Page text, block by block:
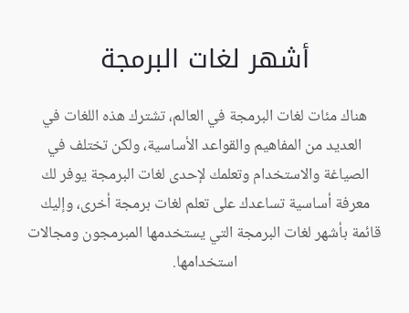
أشهر لغات البرمجة
هناك مئات لغات البرمجة في العالم، تشترك هذه اللغات في
العديد من المفاهيم والقواعد الأساسية، ولكن تختلف في
الصياغة والاستخدام وتعلمك لإحدى لغات البرمجة يوفر لك
معرفة أساسية تساعدك على تعلم لغات برمجة أخرى، وإليك
قائمة بأشهر لغات البرمجة التي يستخدمها المبرمجون ومجالات
استخدامها.